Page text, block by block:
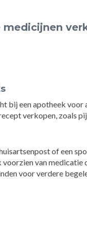
bij een apotheek
verkopen, zoals
of een
voorzien van
voor verdere